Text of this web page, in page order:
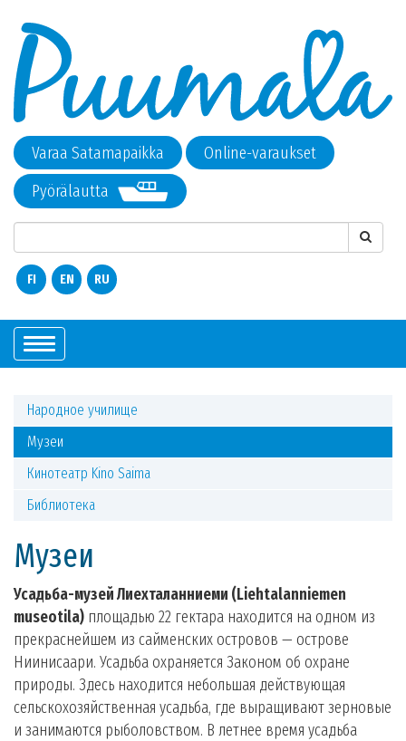
Varaa Satamapaikka
Online-varaukset
Pyörälautta
FI EN RU
Показать/
Скрыть
Народное училище
Музеи
Кинотеатр Kino Saima
Библиотека
Музеи
Усадьба-музей Лиехталанниеми (Liehtalanniemen
museotila) площадью 22 гектара находится на одном из
прекраснейшем из сайменских островов — острове
Ниинисаари. Усадьба охраняется Законом об охране
природы. Здесь находится небольшая действующая
сельскохозяйственная усадьба, где выращивают зерновые
и занимаются рыболовством. В летнее время усадьба